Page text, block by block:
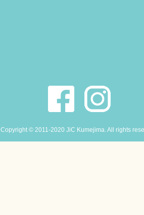
Copyright © 2011-2020 JiC Kumejima. All rights